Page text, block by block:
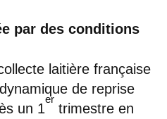
par des conditions
laitière française
de reprise
un 1
er
trimestre en